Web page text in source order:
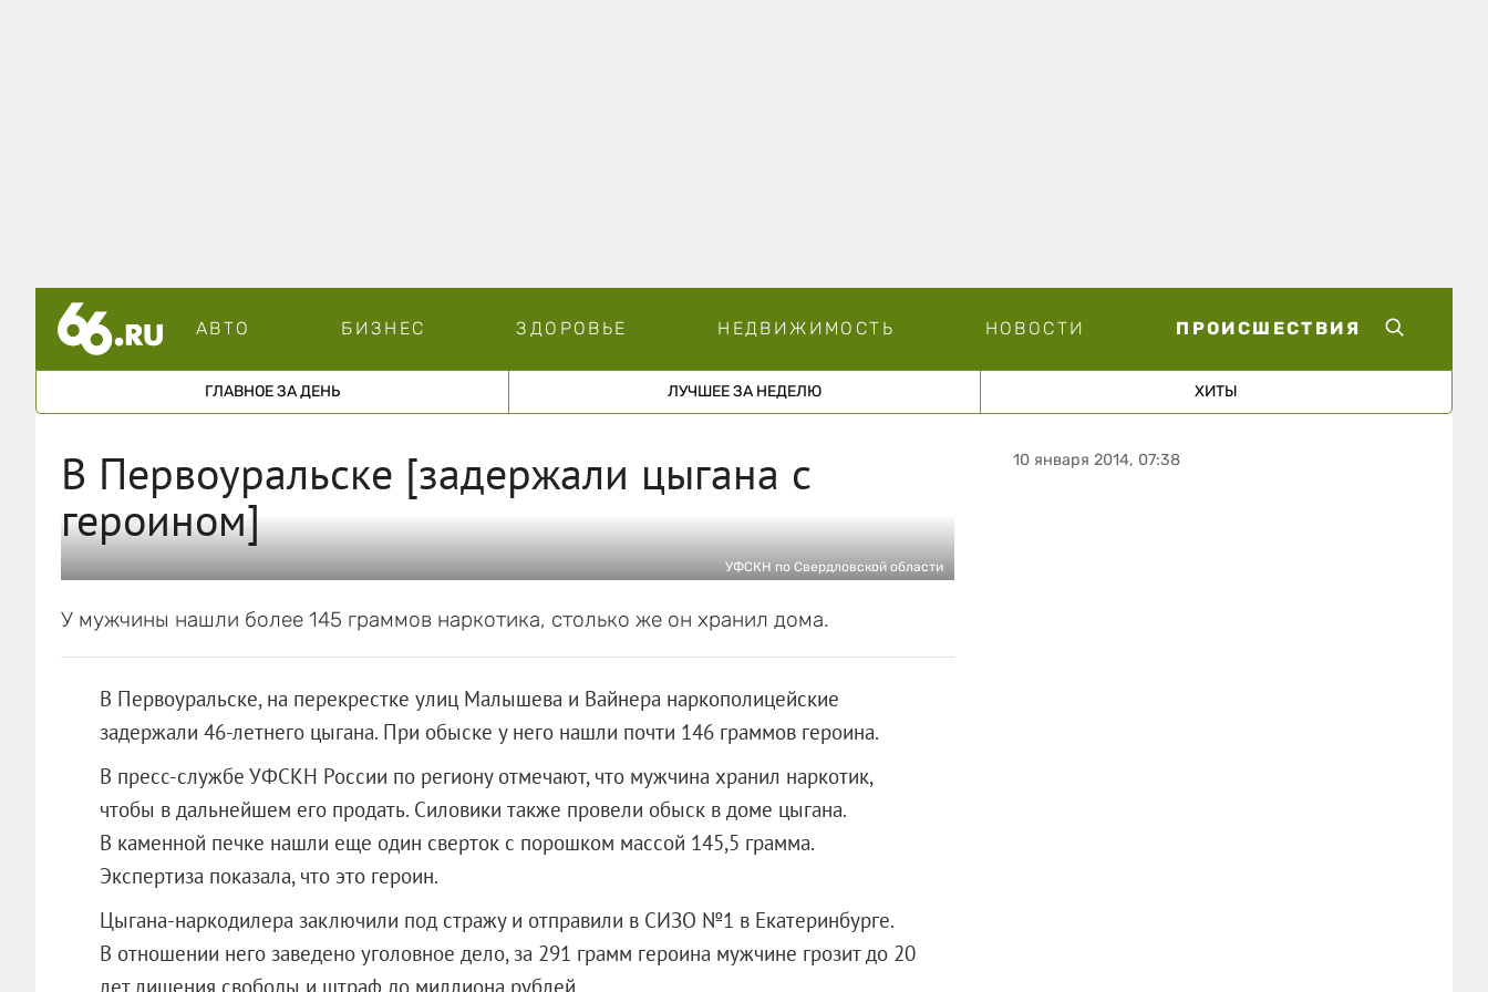
АВТО БИЗНЕС ЗДОРОВЬЕ НЕДВИЖИМОСТЬ НОВОСТИ ПРОИСШЕСТВИЯ
ГЛАВНОЕ ЗА ДЕНЬ ЛУЧШЕЕ ЗА НЕДЕЛЮ ХИТЫ
В Первоуральске [задержали цыгана с
героином]
УФСКН по Свердловской области
У мужчины нашли более 145 граммов наркотика, столько же он хранил дома.
В Первоуральске, на перекрестке улиц Малышева и Вайнера наркополицейские
задержали 46-летнего цыгана. При обыске у него нашли почти 146 граммов героина.
В пресс-службе УФСКН России по региону отмечают, что мужчина хранил наркотик,
чтобы в дальнейшем его продать. Силовики также провели обыск в доме цыгана.
В каменной печке нашли еще один сверток с порошком массой 145,5 грамма.
Экспертиза показала, что это героин.
Цыгана-наркодилера заключили под стражу и отправили в СИЗО №1 в Екатеринбурге.
В отношении него заведено уголовное дело, за 291 грамм героина мужчине грозит до 20
лет лишения свободы и штраф до миллиона рублей.
10 января 2014, 07:38